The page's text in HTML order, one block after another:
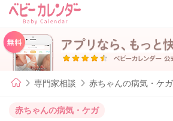
専門家相談 赤ちゃんの病気・ケガ
赤ちゃんの病気・ケガ